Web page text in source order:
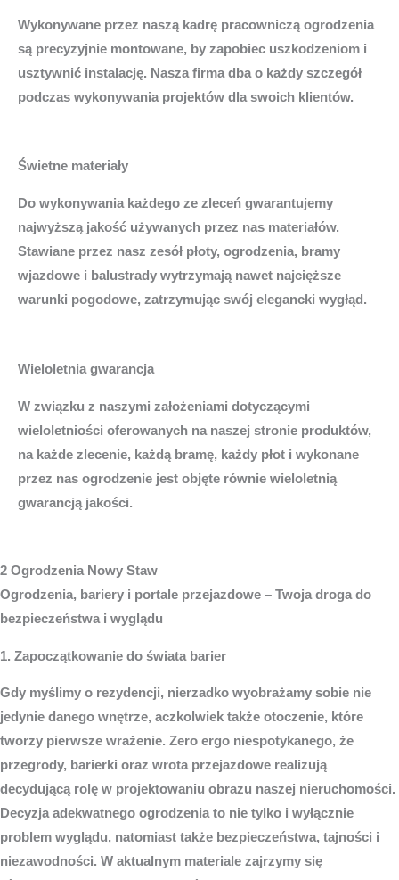
Wykonywane przez naszą kadrę pracowniczą ogrodzenia
są precyzyjnie montowane, by zapobiec uszkodzeniom i
usztywnić instalację. Nasza firma dba o każdy szczegół
podczas wykonywania projektów dla swoich klientów.
Świetne materiały
Do wykonywania każdego ze zleceń gwarantujemy
najwyższą jakość używanych przez nas materiałów.
Stawiane przez nasz zesół płoty, ogrodzenia, bramy
wjazdowe i balustrady wytrzymają nawet najcięższe
warunki pogodowe, zatrzymując swój elegancki wygłąd.
Wieloletnia gwarancja
W związku z naszymi założeniami dotyczącymi
wieloletniości oferowanych na naszej stronie produktów,
na każde zlecenie, każdą bramę, każdy płot i wykonane
przez nas ogrodzenie jest objęte równie wieloletnią
gwarancją jakości.
2 Ogrodzenia Nowy Staw
Ogrodzenia, bariery i portale przejazdowe – Twoja droga do
bezpieczeństwa i wyglądu
1. Zapoczątkowanie do świata barier
Gdy myślimy o rezydencji, nierzadko wyobrażamy sobie nie
jedynie danego wnętrze, aczkolwiek także otoczenie, które
tworzy pierwsze wrażenie. Zero ergo niespotykanego, że
przegrody, barierki oraz wrota przejazdowe realizują
decydującą rolę w projektowaniu obrazu naszej nieruchomości.
Decyzja adekwatnego ogrodzenia to nie tylko i wyłącznie
problem wyglądu, natomiast także bezpieczeństwa, tajności i
niezawodności. W aktualnym materiale zajrzymy się